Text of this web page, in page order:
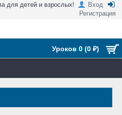
для детей и взрослых!
Вход
Регистрация
Уроков 0 (0 ₽)